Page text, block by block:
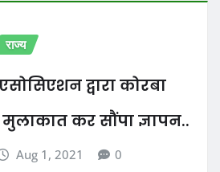
राज्य
द्वारा कोरबा
कर सौंपा ज्ञापन..
Aug 1, 2021 0